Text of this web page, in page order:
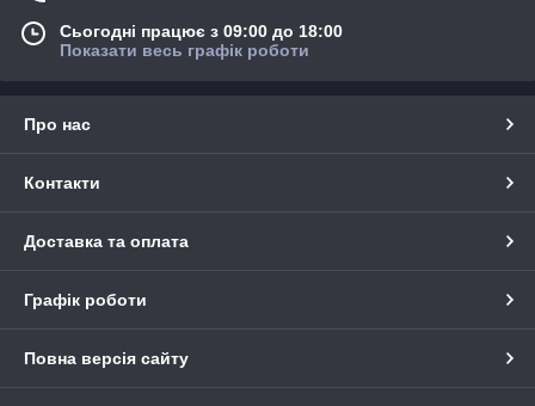
Сьогодні працює з 09:00 до 18:00
Показати весь графік роботи
Про нас
Контакти
Доставка та оплата
Графік роботи
Повна версія сайту